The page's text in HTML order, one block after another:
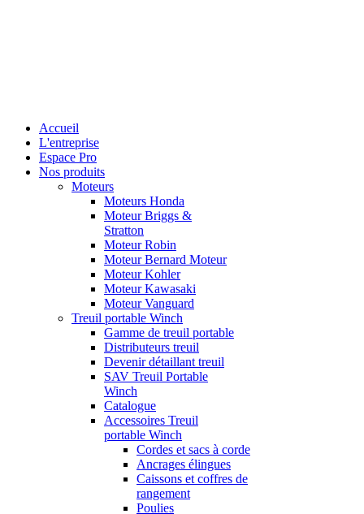
Accueil
L'entreprise
Espace Pro
Nos produits
Moteurs
Moteurs Honda
Moteur Briggs &
Stratton
Moteur Robin
Moteur Bernard Moteur
Moteur Kohler
Moteur Kawasaki
Moteur Vanguard
Treuil portable Winch
Gamme de treuil portable
Distributeurs treuil
Devenir détaillant treuil
SAV Treuil Portable
Winch
Catalogue
Accessoires Treuil
portable Winch
Cordes et sacs à corde
Ancrages élingues
Caissons et coffres de
rangement
Poulies